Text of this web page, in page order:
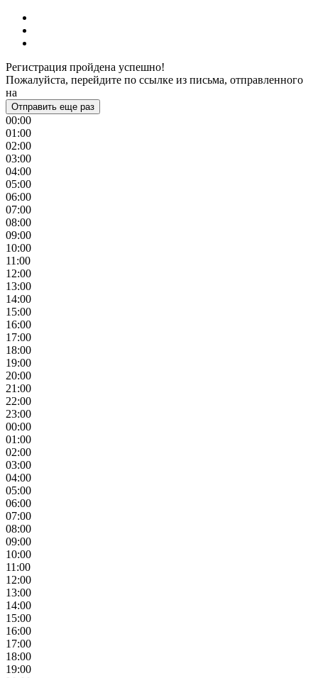
Регистрация пройдена успешно!
Пожалуйста, перейдите по ссылке из письма, отправленного
на
Отправить еще раз
00:00
01:00
02:00
03:00
04:00
05:00
06:00
07:00
08:00
09:00
10:00
11:00
12:00
13:00
14:00
15:00
16:00
17:00
18:00
19:00
20:00
21:00
22:00
23:00
00:00
01:00
02:00
03:00
04:00
05:00
06:00
07:00
08:00
09:00
10:00
11:00
12:00
13:00
14:00
15:00
16:00
17:00
18:00
19:00